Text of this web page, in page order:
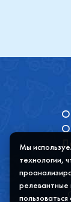
О
Мы
технологии,